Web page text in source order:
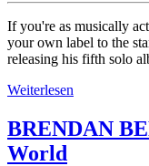
If you're as musically
your own label to the
releasing his fifth solo
Weiterlesen
BRENDAN
World